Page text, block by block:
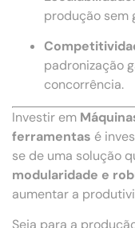
produção sem
padronização
concorrência.
Investir em
ferramentas é
se de uma solução
modularidade e
aumentar a
Seja para a